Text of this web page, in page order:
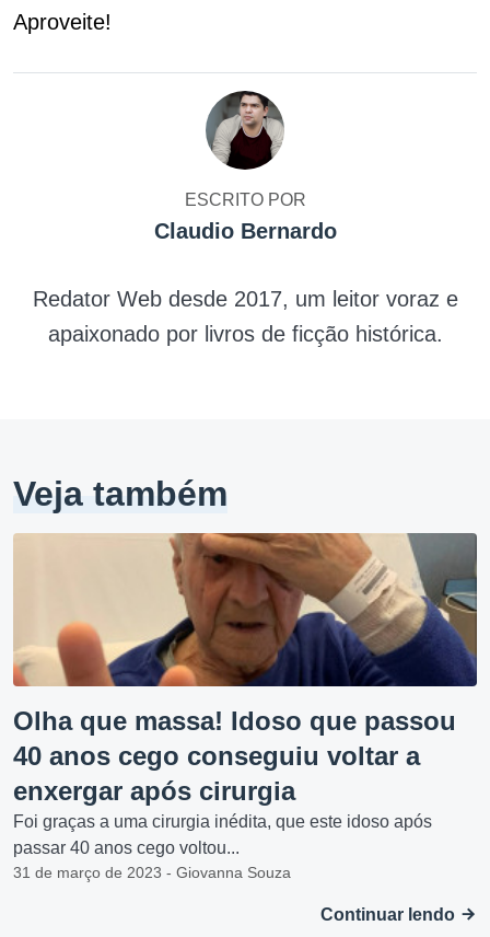
Aproveite!
ESCRITO POR
Claudio Bernardo
Redator Web desde 2017, um leitor voraz e
apaixonado por livros de ficção histórica.
Veja também
Olha que massa! Idoso que passou
40 anos cego conseguiu voltar a
enxergar após cirurgia
Foi graças a uma cirurgia inédita, que este idoso após
passar 40 anos cego voltou...
31 de março de 2023 - Giovanna Souza
Continuar lendo